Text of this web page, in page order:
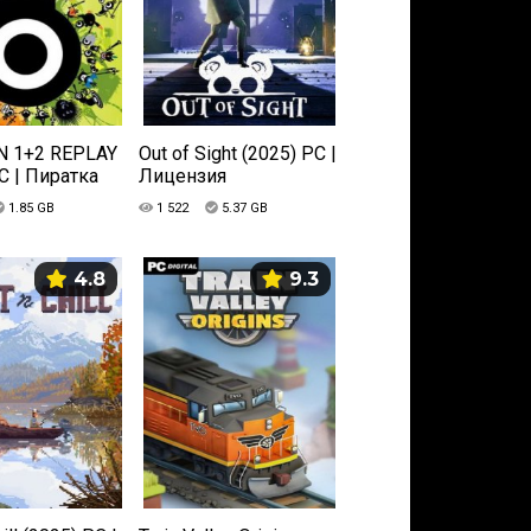
1+2 REPLAY
| Пиратка
1.85 GB
Out of Sight (2025) PC |
Лицензия
1 522 5.37 GB
4.8 9.3